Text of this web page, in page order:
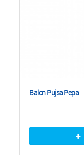
Balon Pujsa Pepa